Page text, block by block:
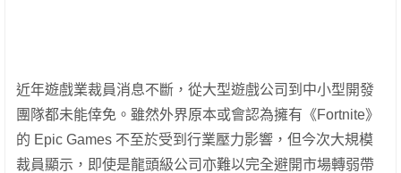
近年遊戲業裁員消息不斷，從大型遊戲公司到中小型開發
團隊都未能倖免。雖然外界原本或會認為擁有《Fortnite》
的 Epic Games 不至於受到行業壓力影響，但今次大規模
裁員顯示，即使是龍頭級公司亦難以完全避開市場轉弱帶